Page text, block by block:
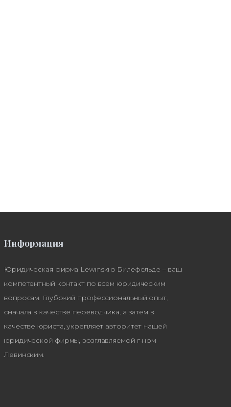
Информация
Юридическая фирма Lewinski в Билефельде – ваш
компетентный контакт по всем юридическим
вопросам. Глубокий профессиональный опыт,
сначала в качестве переводчика, а затем в
качестве юриста, укрепляет авторитет нашей
юридической фирмы, возглавляемой г-ном
Левинским.